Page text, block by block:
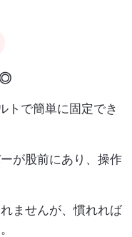
◎
トで簡単に固定でき
が股前にあり、操作
ませんが、慣れれば